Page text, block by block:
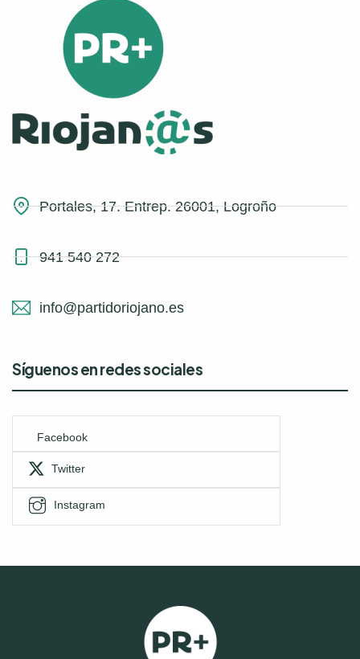
Portales, 17. Entrep. 26001, Logroño
941 540 272
info@partidoriojano.es
Síguenos en redes sociales
Facebook
Twitter
Instagram